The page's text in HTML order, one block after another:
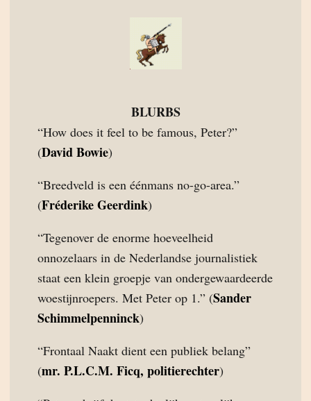
BLURBS
“How does it feel to be famous, Peter?”
(David Bowie)
“Breedveld is een éénmans no-go-area.”
(Fréderike Geerdink)
“Tegenover de enorme hoeveelheid
onnozelaars in de Nederlandse journalistiek
staat een klein groepje van ondergewaardeerde
woestijnroepers. Met Peter op 1.” (Sander
Schimmelpenninck)
“Frontaal Naakt dient een publiek belang”
(mr. P.L.C.M. Ficq, politierechter)